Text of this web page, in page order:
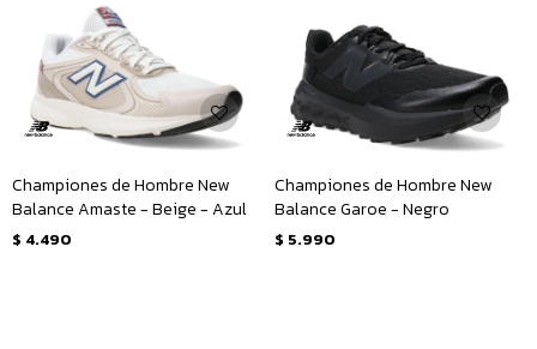
Championes de Hombre New
Balance Amaste - Beige - Azul
$ 4.490
Championes de Hombre New
Balance Garoe - Negro
$ 5.990